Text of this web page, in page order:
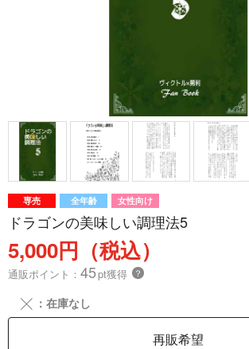
専売 全年齢 女性向け
ドラゴンの美味しい調理法5
5,000円（税込）
通販ポイント： 45pt獲得 ？
╳ ：在庫なし
再販希望